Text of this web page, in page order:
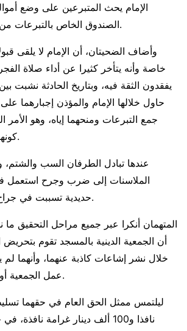
الإمام يحث المتبرعين على وضع
الصندوق الخاص بالتبرعات من أجل عدم اختلاسها.
وأضاف الضحيتان، أن الإمام لا يلقى
خاصة وأنه يتأخر كثيرا عن أداء صلاة
يفقدون الثقة فيه، وبتاريخ الحادثة نشبت
حاول خلالها الإمام والمؤذن إجبارهما
جمع التبرعات ومنحهما إياه، وهو
كونهما مكلفان بحراسته.
عندها تبادل الطرفان السب
الملاسنات إلى ضرب وجرح استعمل
حديدية تسببت في جراح متفاوتة للضحيتين.
المتهمان أنكرا عبر جميع مراحل التحقيق
أن الجمعية الدينية بالمسجد تقوم
خلال نشر إشاعات كاذبة عنهما، وأنهما
عمل الجمعية أو الأموال التي تجنيها.
ليلتمس ممثل الحق العام في حقهما
نافذا و100 ألف دينار غرامة